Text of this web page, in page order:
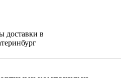
доставки в